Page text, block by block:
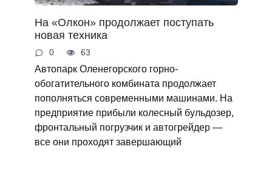
На «Олкон» продолжает поступать
новая техника
0 63
Автопарк Оленегорского горно-
обогатительного комбината продолжает
пополняться современными машинами. На
предприятие прибыли колесный бульдозер,
фронтальный погрузчик и автогрейдер —
все они проходят завершающий